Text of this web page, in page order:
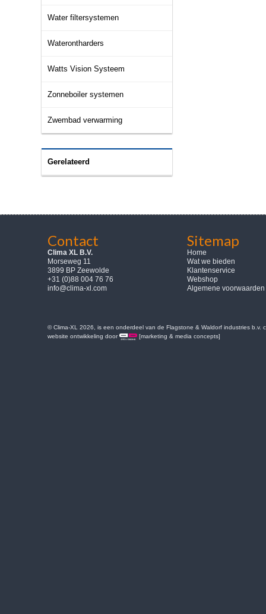
Water filtersystemen
Waterontharders
Watts Vision Systeem
Zonneboiler systemen
Zwembad verwarming
Gerelateerd
Contact
Clima XL B.V.
Morseweg 11
3899 BP Zeewolde
+31 (0)88 004 76 76
info@clima-xl.com
Sitemap
Home
Wat we bieden
Klantenservice
Webshop
Algemene voorwaarden
© Clima-XL 2026, is een onderdeel van de Flagstone & Waldorf industries b.v.
website ontwikkeling door
[marketing & media concepts]